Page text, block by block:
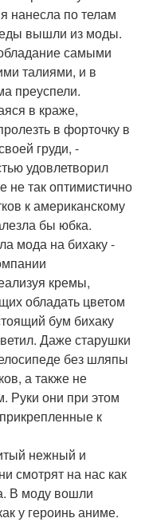
нанесла по телам
вышли из моды.
самыми
талиями, и в
преуспели.
в краже,
в форточку в
груди, -
удовлетворил
так оптимистично
к американскому
бы юбка.
мода на бихаку -
кремы,
обладать цветом
бум бихаку
Даже старушки
без шляпы
а также не
Руки они при этом
к
нежный и
смотрят на нас как
В моду вошли
у героинь аниме.